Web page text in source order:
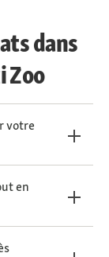
dans
Zoo
votre
en